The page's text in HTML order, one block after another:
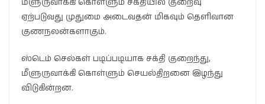
ஏற்படுவது முதுமை அடைவதன் மிகவும் தெளிவான
குணநலன்களாகும்.
ஸ்டெம் செல்கள் படிப்படியாக சக்தி குறைந்து,
மீளுருவாக்கி கொள்ளும் செயல்திறனை இழந்து
விடுகின்றன.